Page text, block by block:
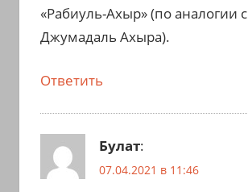
«Рабиуль-Ахыр» (по аналогии с
Джумадаль Ахыра).
Ответить
Булат:
07.04.2021 в 11:46